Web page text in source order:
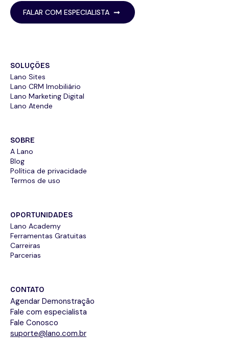
FALAR COM ESPECIALISTA
SOLUÇÕES
Lano Sites
Lano CRM Imobiliário
Lano Marketing Digital
Lano Atende
SOBRE
A Lano
Blog
Política de privacidade
Termos de uso
OPORTUNIDADES
Lano Academy
Ferramentas Gratuitas
Carreiras
Parcerias
CONTATO
Agendar Demonstração
Fale com especialista
Fale Conosco
suporte@lano.com.br